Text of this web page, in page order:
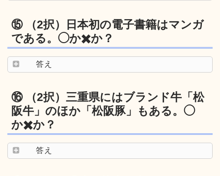
⑮ （2択）日本初の電子書籍はマンガ
である。◯か✖️か？
答え
⑯ （2択）三重県にはブランド牛「松
阪牛」のほか「松阪豚」もある。◯
か✖️か？
答え